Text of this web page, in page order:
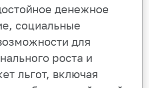
денежное
социальные
для
роста и
льгот, включая